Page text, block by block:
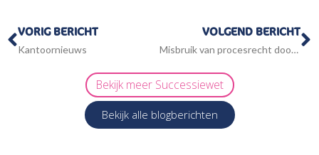
Vorige
VORIG BERICHT
Kantoornieuws
VOLGEND BERICHT
Misbruik van procesrecht door ondermaatse, door AI geproduceerde processtukken
Bekijk meer Successiewet
Bekijk alle blogberichten